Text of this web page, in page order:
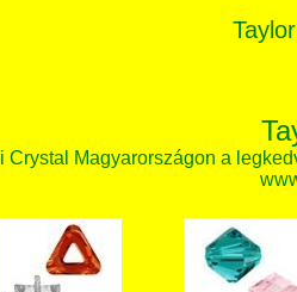
Crystal Magyarországon a